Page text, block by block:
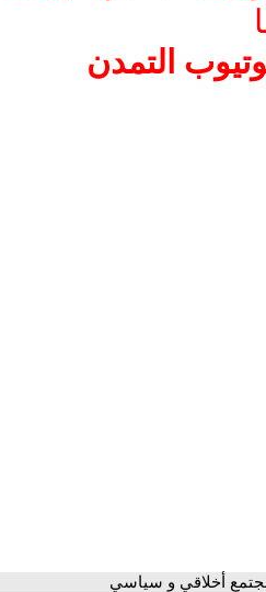
التمدن
أخلاقي و سياسي